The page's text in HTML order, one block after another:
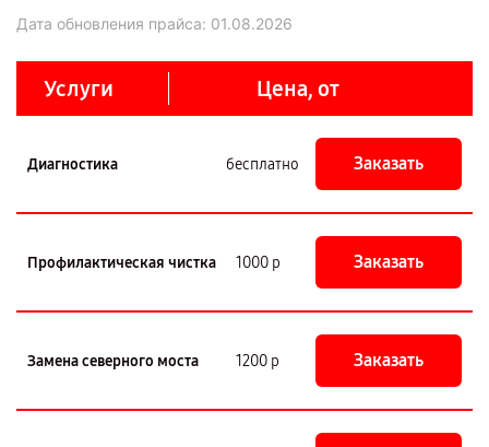
Дата обновления прайса: 01.08.2026
Услуги Цена, от
Диагностика бесплатно Заказать
Профилактическая чистка 1000 р Заказать
Замена северного моста 1200 р Заказать